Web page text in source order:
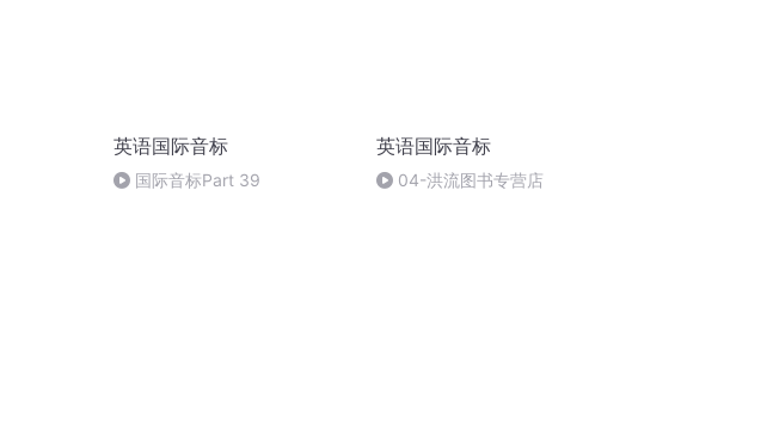
英语国际音标
国际音标Part 39
英语国际音标
04-洪流图书专营店